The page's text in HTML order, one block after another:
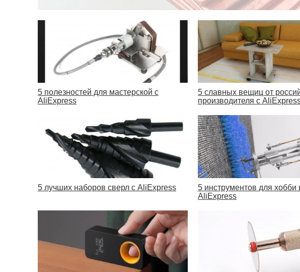
5 полезностей для мастерской с
AliExpress
5 славных вещиц от
производителя с
5 лучших наборов сверл с AliExpress
5 инструментов для хобби
AliExpress